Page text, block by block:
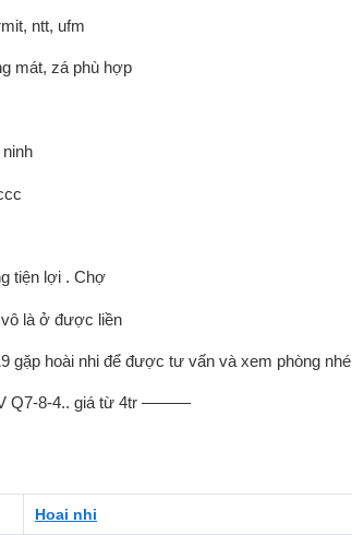
ntt, ufm
mát, zá phù hợp
tiện lợi . Chợ
là ở được liền
gặp hoài nhi để được tư vấn và xem phòng nhé
Q7-8-4.. giá từ 4tr ———
Hoai nhi